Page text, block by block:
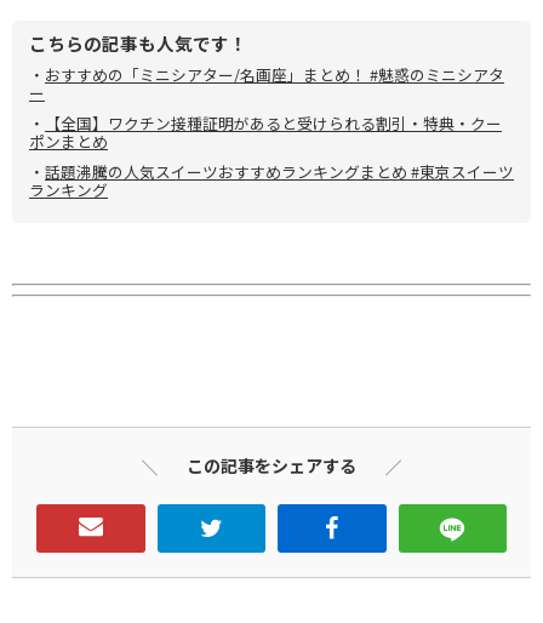
こちらの記事も人気です！
・ おすすめの「ミニシアター/名画座」まとめ！ #魅惑のミニシアタ
ー
・
【全国】ワクチン接種証明があると受けられる割引・特典・クー
ポンまとめ
・ 話題沸騰の人気スイーツおすすめランキングまとめ #東京スイーツ
ランキング
この記事をシェアする